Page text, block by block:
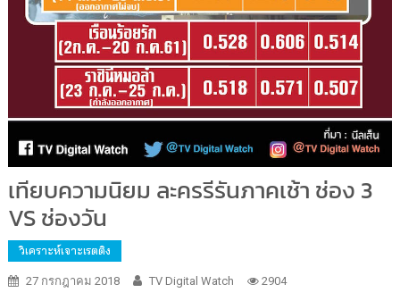
เทียบความนิยม ละครรีรันภาคเช้า ช่อง 3
VS ช่องวัน
วิเคราะห์เจาะเรตติง
27 กรกฎาคม 2018 TV Digital Watch 2904